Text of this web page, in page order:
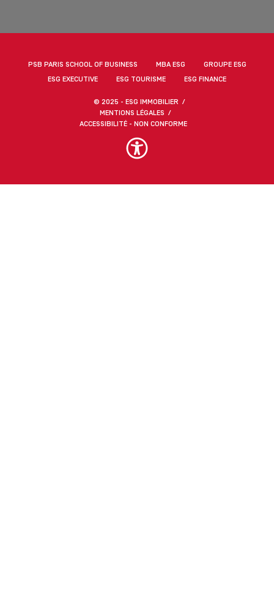
PSB PARIS SCHOOL OF BUSINESS MBA ESG
GROUPE ESG
ESG EXECUTIVE
ESG TOURISME ESG FINANCE
© 2025 - ESG IMMOBILIER
MENTIONS LÉGALES
ACCESSIBILITÉ - NON CONFORME